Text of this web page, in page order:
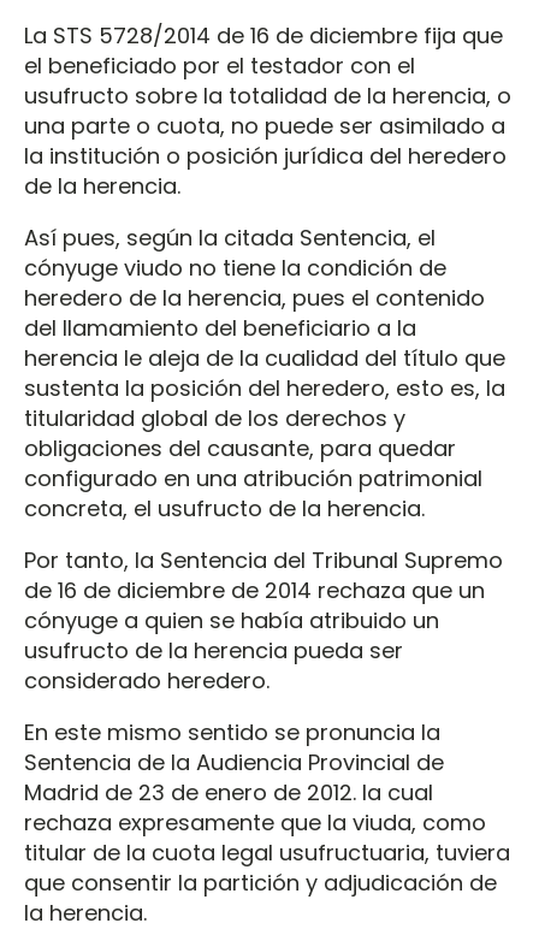
La STS 5728/2014 de 16 de diciembre fija que
el beneficiado por el testador con el
usufructo sobre la totalidad de la herencia, o
una parte o cuota, no puede ser asimilado a
la institución o posición jurídica del heredero
de la herencia.
Así pues, según la citada Sentencia, el
cónyuge viudo no tiene la condición de
heredero de la herencia, pues el contenido
del llamamiento del beneficiario a la
herencia le aleja de la cualidad del título que
sustenta la posición del heredero, esto es, la
titularidad global de los derechos y
obligaciones del causante, para quedar
configurado en una atribución patrimonial
concreta, el usufructo de la herencia.
Por tanto, la Sentencia del Tribunal Supremo
de 16 de diciembre de 2014 rechaza que un
cónyuge a quien se había atribuido un
usufructo de la herencia pueda ser
considerado heredero.
En este mismo sentido se pronuncia la
Sentencia de la Audiencia Provincial de
Madrid de 23 de enero de 2012. la cual
rechaza expresamente que la viuda, como
titular de la cuota legal usufructuaria, tuviera
que consentir la partición y adjudicación de
la herencia.